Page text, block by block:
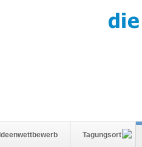
Ideenwettbewerb Tagungsort